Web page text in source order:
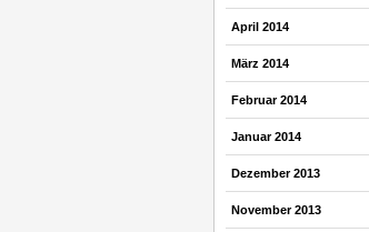
April 2014
März 2014
Februar 2014
Januar 2014
Dezember 2013
November 2013